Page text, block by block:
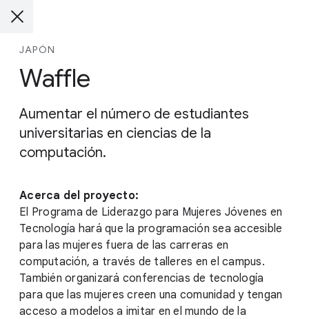
JAPÓN
Waffle
Aumentar el número de estudiantes
universitarias en ciencias de la
computación.
Acerca del proyecto:
El Programa de Liderazgo para Mujeres Jóvenes en
Tecnología hará que la programación sea accesible
para las mujeres fuera de las carreras en
computación, a través de talleres en el campus.
También organizará conferencias de tecnología
para que las mujeres creen una comunidad y tengan
acceso a modelos a imitar en el mundo de la